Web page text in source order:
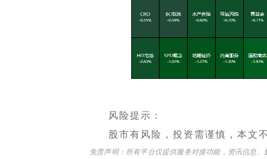
风险提示：
股市有风险，投资需谨慎，本文
免责声明：所有平台仅提供服务对接功能，资讯信息